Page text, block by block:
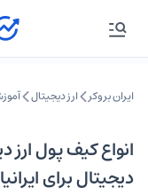
ایران بروکر ارز دیجیتال
انواع کیف پول
دیجیتال برای